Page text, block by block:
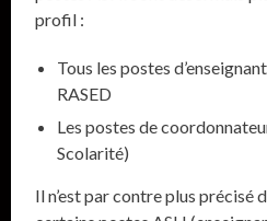
profil :
Tous les postes
RASED
Les postes de
Scolarité)
Il n’est par contre plus précisé